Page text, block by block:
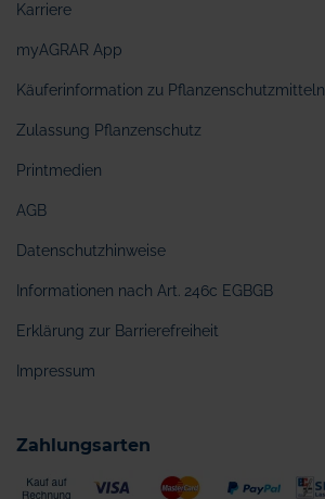
Karriere
myAGRAR App
Käuferinformation zu Pflanzenschutzmitteln
Zulassung Pflanzenschutz
Printmedien
AGB
Datenschutzhinweise
Informationen nach Art. 246c EGBGB
Erklärung zur Barrierefreiheit
Impressum
Zahlungsarten